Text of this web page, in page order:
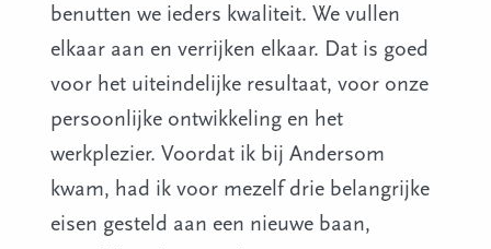
benutten we ieders kwaliteit. We vullen
elkaar aan en verrijken elkaar. Dat is goed
voor het uiteindelijke resultaat, voor onze
persoonlijke ontwikkeling en het
werkplezier. Voordat ik bij Andersom
kwam, had ik voor mezelf drie belangrijke
eisen gesteld aan een nieuwe baan,